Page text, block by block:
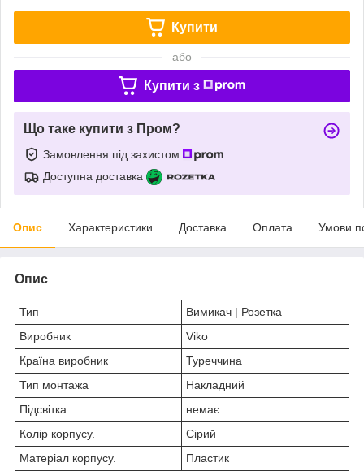
Купити
або
Купити з
Що таке купити з Пром?
Замовлення під захистом
Доступна доставка
Опис Характеристики Доставка Оплата Умови
Опис
Тип
Вимикач | Розетка
Виробник
Viko
Країна виробник
Туреччина
Тип монтажа
Накладний
Підсвітка
немає
Колір корпусу.
Сірий
Матеріал корпусу.
Пластик